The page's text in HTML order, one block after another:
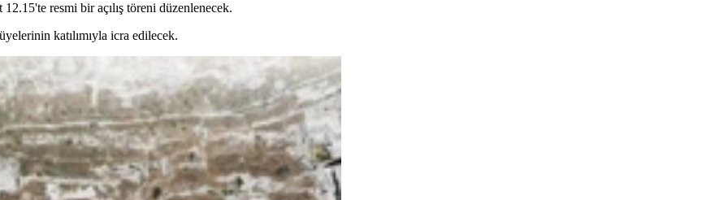
resmi bir açılış töreni düzenlenecek.
katılımıyla icra edilecek.